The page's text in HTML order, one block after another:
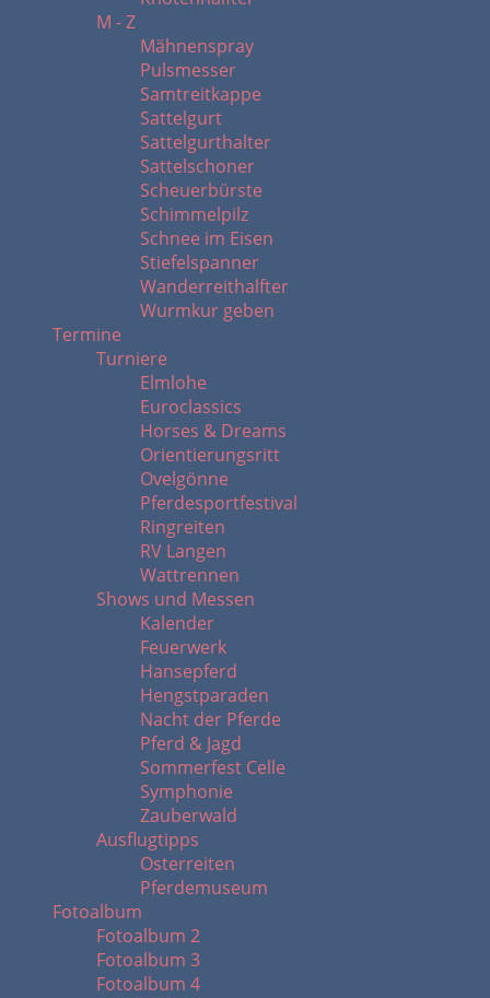
M - Z
Mähnenspray
Pulsmesser
Samtreitkappe
Sattelgurt
Sattelgurthalter
Sattelschoner
Scheuerbürste
Schimmelpilz
Schnee im Eisen
Stiefelspanner
Wanderreithalfter
Wurmkur geben
Termine
Turniere
Elmlohe
Euroclassics
Horses & Dreams
Orientierungsritt
Ovelgönne
Pferdesportfestival
Ringreiten
RV Langen
Wattrennen
Shows und Messen
Kalender
Feuerwerk
Hansepferd
Hengstparaden
Nacht der Pferde
Pferd & Jagd
Sommerfest Celle
Symphonie
Zauberwald
Ausflugtipps
Osterreiten
Pferdemuseum
Fotoalbum
Fotoalbum 2
Fotoalbum 3
Fotoalbum 4